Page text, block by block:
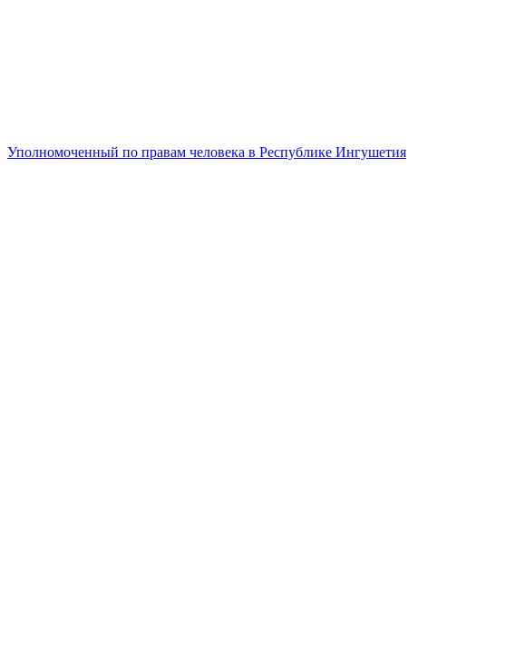
Уполномоченный по правам человека в Республике Ингушетия